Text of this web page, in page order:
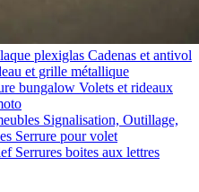
plexiglas Cadenas et antivol
et grille métallique
bungalow Volets et rideaux
Signalisation, Outillage,
Serrure pour volet
Serrures boites aux lettres